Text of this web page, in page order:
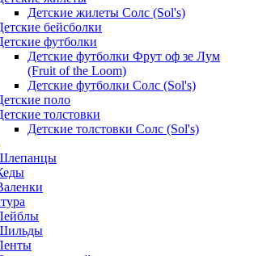
Детские жилеты Солс (Sol's)
бейсболки
футболки
Детские футболки Фрут оф зе Лум
(Fruit of the Loom)
Детские футболки Солс (Sol's)
поло
толстовки
Детские толстовки Солс (Sol's)